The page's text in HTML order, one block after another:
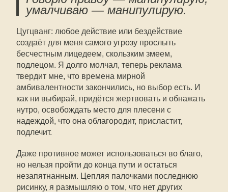
умалчиваю — манипулирую.
Цугцванг: любое действие или бездействие
создаёт для меня самого угрозу прослыть
бесчестным лицедеем, скользким змеем,
подлецом. Я долго молчал, теперь реклама
твердит мне, что времена мирной
амбивалентности закончились, но выбор есть. И
как ни выбирай, придётся жертвовать и обнажать
нутро, освобождать место для плесени с
надеждой, что она облагородит, присластит,
подлечит.
Даже противное может использоваться во благо,
но нельзя пройти до конца пути и остаться
незапятнанным. Цепляя палочками последнюю
рисинку, я размышляю о том, что нет других